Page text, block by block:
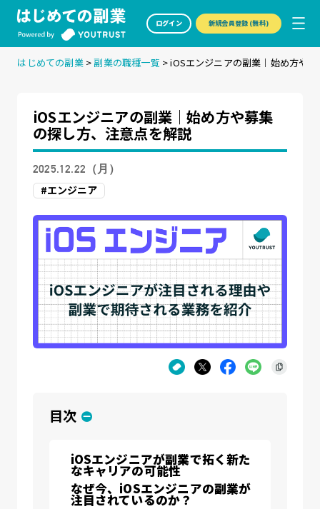
ログイン 新規会員登録 (無料)
はじめての副業>副業の職種一覧 >iOSエンジニアの副業｜始め方や
iOSエンジニアの副業｜始め方や募集
の探し方、注意点を解説
#エンジニア
2025.12.22（月）
目次
iOSエンジニアが副業で拓く新た
なキャリアの可能性
なぜ今、iOSエンジニアの副業が
注目されているのか？